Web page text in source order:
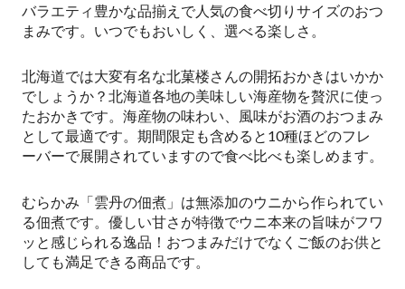
バラエティ豊かな品揃えで人気の食べ切りサイズのおつ
まみです。いつでもおいしく、選べる楽しさ。
北海道では大変有名な北菓楼さんの開拓おかきはいかか
でしょうか？北海道各地の美味しい海産物を贅沢に使っ
たおかきです。海産物の味わい、風味がお酒のおつまみ
として最適です。期間限定も含めると10種ほどのフレ
ーバーで展開されていますので食べ比べも楽しめます。
むらかみ「雲丹の佃煮」は無添加のウニから作られてい
る佃煮です。優しい甘さが特徴でウニ本来の旨味がフワ
ッと感じられる逸品！おつまみだけでなくご飯のお供と
しても満足できる商品です。